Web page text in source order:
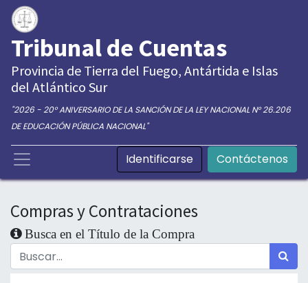
Tribunal de Cuentas
Provincia de Tierra del Fuego, Antártida e Islas
del Atlántico Sur
"2026 - 20° ANIVERSARIO DE LA SANCIÓN DE LA LEY NACIONAL N° 26.206
DE EDUCACIÓN PÚBLICA NACIONAL"
Identificarse Contáctenos
Compras y Contrataciones
Busca en el Título de la Compra